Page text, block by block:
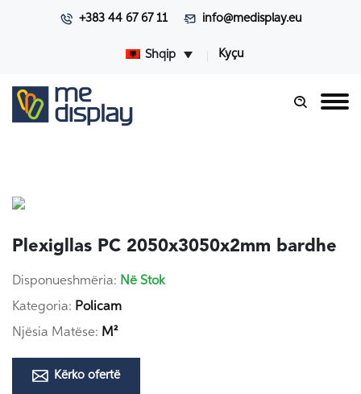
+383 44 67 67 11 info@medisplay.eu
Shqip Kyçu
Plexigllas PC 2050x3050x2mm bardhe
Disponueshmëria: Në Stok
Kategoria: Policam
Njësia Matëse: M²
Kërko ofertë